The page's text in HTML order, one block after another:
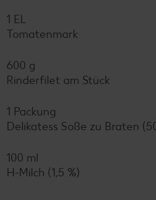
1 EL
Tomatenmark
600 g
Rinderfilet am Stück
1 Packung
Delikatess Soße zu Braten
100 ml
H-Milch (1,5 %)